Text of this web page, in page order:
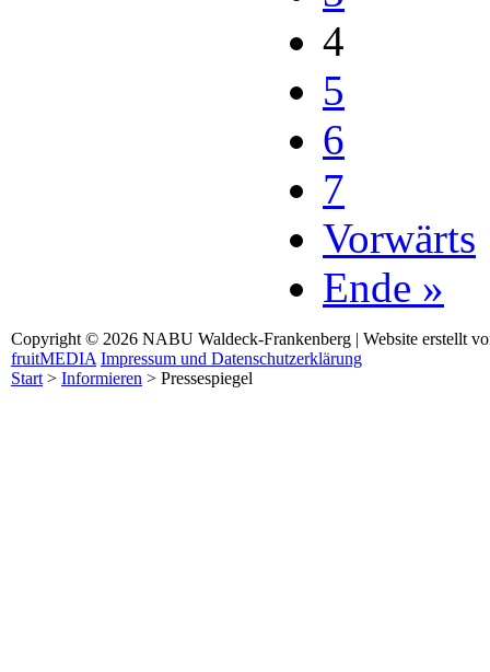
4
5
6
7
Vorwärts
Ende »
Copyright © 2026 NABU Waldeck-Frankenberg | Website erstellt
fruitMEDIA Impressum und Datenschutzerklärung
Start> Informieren > Pressespiegel